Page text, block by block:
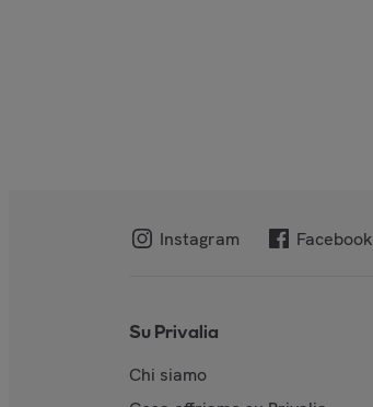
Instagram Facebook
Su Privalia
Chi siamo